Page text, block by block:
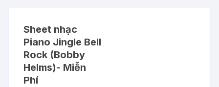
Sheet nhạc
Piano Jingle Bell
Rock (Bobby
Helms)- Miễn
Phí